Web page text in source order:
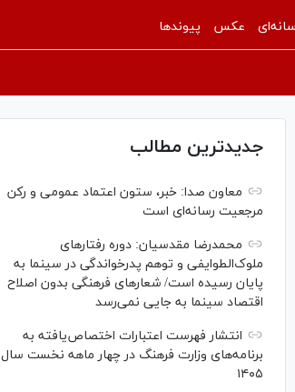
عکس پیوندها
جدیدترین مطالب
معاون صدا: خبر، ستون اعتماد عمومی و رکن
مرجعیت رسانه‌ای است
محمدرضا مقدسیان: دوره رفتارهای
ملوک‌الطوایفی و توهم پدرخواندگی در سینما به
پایان رسیده است/ شعارهای فرهنگی بدون اصلاح
اقتصاد سینما به جایی نمی‌رسد
انتشار فهرست اعتبارات اختصاص‌یافته به
برنامه‌های وزارت فرهنگ در چهار ماهه نخست سال
۱۴۰۵